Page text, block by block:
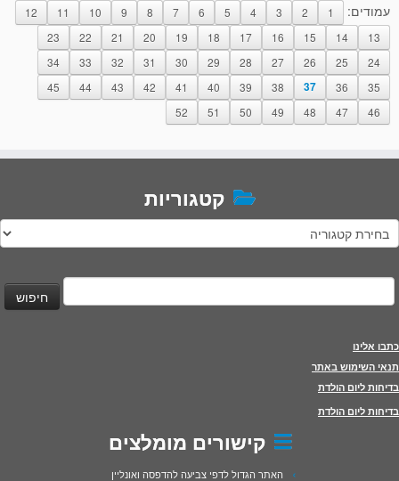
עמודים: 1
2
3
4
5
6
7
8
9
10
11
12
13
14
15
16
17
18
19
20
21
22
23
24
25
26
27
28
29
30
31
32
33
34
35
36
37
38
39
40
41
42
43
44
45
46
47
48
49
50
51
52
קטגוריות
קטגוריות
כתבו אלינו
תנאי השימוש באתר
בדיחות ליום הולדת
בדיחות ליום הולדת
קישורים מומלצים
האתר הגדול לדפי צביעה להדפסה ואונליין